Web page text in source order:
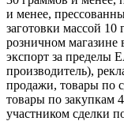
и менее,
заготовки массой
розничном магазине
экспорт за пределы
производитель),
продажи, товары по
товары по закупкам
участником сделки